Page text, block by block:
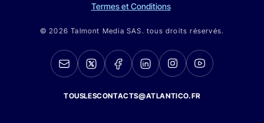
Termes et Conditions
© 2026 Talmont Media SAS. tous droits réservés.
TOUSLESCONTACTS@ATLANTICO.FR